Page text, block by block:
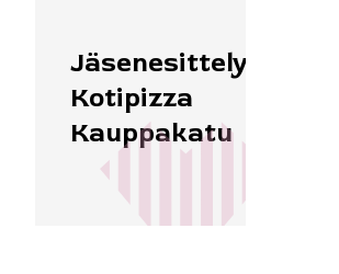
Jäsenesittely:
Kotipizza
Kauppakatu